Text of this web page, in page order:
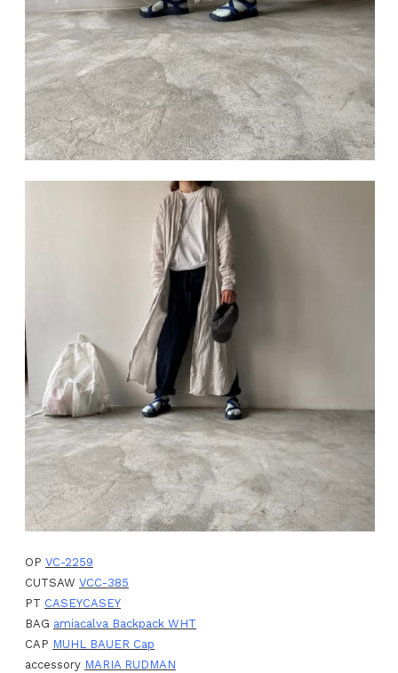
OP VC-2259
CUTSAW VCC-385
PT CASEYCASEY
BAG amiacalva Backpack WHT
CAP MUHL BAUER Cap
accessory MARIA RUDMAN